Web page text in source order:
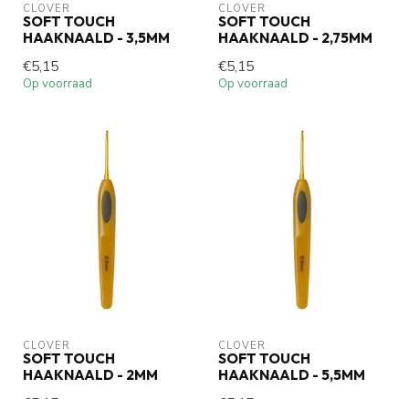
CLOVER
SOFT TOUCH
HAAKNAALD - 3,5MM
€5,15
Op voorraad
CLOVER
SOFT TOUCH
HAAKNAALD - 2,75MM
€5,15
Op voorraad
CLOVER
SOFT TOUCH
HAAKNAALD - 2MM
CLOVER
SOFT TOUCH
HAAKNAALD - 5,5MM